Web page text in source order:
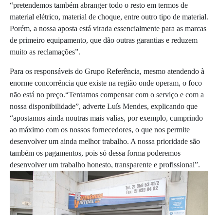
“pretendemos também abranger todo o resto em termos de
material elétrico, material de choque, entre outro tipo de material.
Porém, a nossa aposta está virada essencialmente para as marcas
de primeiro equipamento, que dão outras garantias e reduzem
muito as reclamações”.
Para os responsáveis do Grupo Referência, mesmo atendendo à
enorme concorrência que existe na região onde operam, o foco
não está no preço.“Tentamos compensar com o serviço e com a
nossa disponibilidade”, adverte Luís Mendes, explicando que
“apostamos ainda noutras mais valias, por exemplo, cumprindo
ao máximo com os nossos fornecedores, o que nos permite
desenvolver um ainda melhor trabalho. A nossa prioridade são
também os pagamentos, pois só dessa forma poderemos
desenvolver um trabalho honesto, transparente e profissional”.